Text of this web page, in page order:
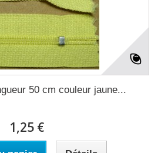
50 cm couleur jaune...
1,25 €